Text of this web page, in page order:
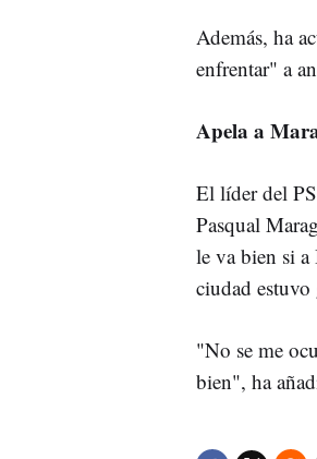
Además, ha
enfrentar" a
Apela a
El líder del
Pasqual
le va bien si a
ciudad
"No se me
bien", ha